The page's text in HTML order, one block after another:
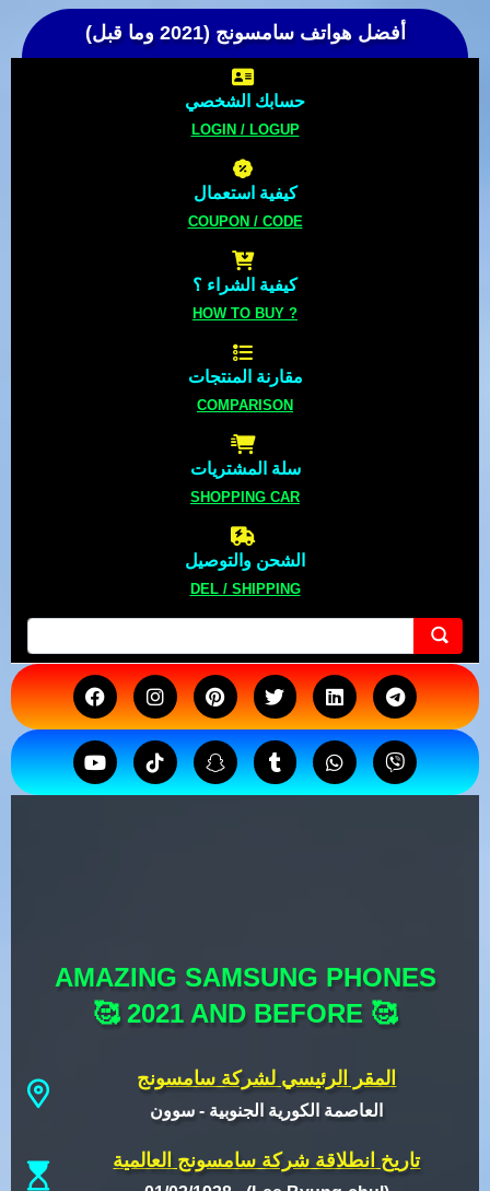
أفضل هواتف سامسونج (2021 وما قبل)
حسابك الشخصي
LOGIN / LOGUP
كيفية استعمال
COUPON / CODE
كيفية الشراء ؟
HOW TO BUY ?
مقارنة المنتجات
COMPARISON
سلة المشتريات
SHOPPING CAR
الشحن والتوصيل
DEL / SHIPPING
AMAZING SAMSUNG PHONES
🥰️ 2021 AND BEFORE 🥰️
المقر الرئيسي لشركة سامسونج
العاصمة الكورية الجنوبية - سوون
تاريخ انطلاقة شركة سامسونج العالمية